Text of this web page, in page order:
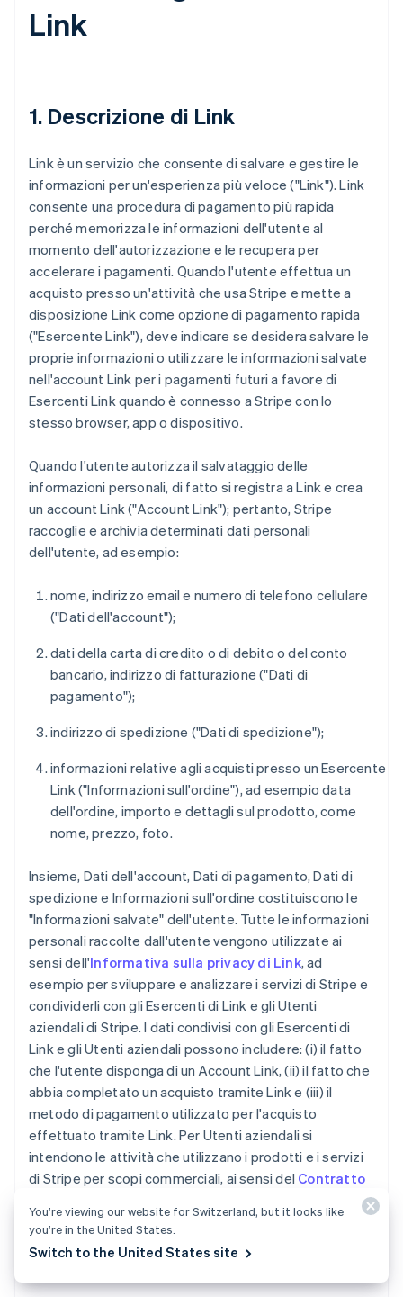
Link
1. Descrizione di Link
Link è un servizio che consente di salvare e gestire le
informazioni per un'esperienza più veloce ("Link"). Link
consente una procedura di pagamento più rapida
perché memorizza le informazioni dell'utente al
momento dell'autorizzazione e le recupera per
accelerare i pagamenti. Quando l'utente effettua un
acquisto presso un'attività che usa Stripe e mette a
disposizione Link come opzione di pagamento rapida
("Esercente Link"), deve indicare se desidera salvare le
proprie informazioni o utilizzare le informazioni salvate
nell'account Link per i pagamenti futuri a favore di
Esercenti Link quando è connesso a Stripe con lo
stesso browser, app o dispositivo.
Quando l'utente autorizza il salvataggio delle
informazioni personali, di fatto si registra a Link e crea
un account Link ("Account Link"); pertanto, Stripe
raccoglie e archivia determinati dati personali
dell'utente, ad esempio:
nome, indirizzo email e numero di telefono cellulare
("Dati dell'account");
dati della carta di credito o di debito o del conto
bancario, indirizzo di fatturazione ("Dati di
pagamento");
indirizzo di spedizione ("Dati di spedizione");
informazioni relative agli acquisti presso un Esercente
Link ("Informazioni sull'ordine"), ad esempio data
dell'ordine, importo e dettagli sul prodotto, come
nome, prezzo, foto.
Insieme, Dati dell'account, Dati di pagamento, Dati di
spedizione e Informazioni sull'ordine costituiscono le
"Informazioni salvate" dell'utente. Tutte le informazioni
personali raccolte dall'utente vengono utilizzate ai
sensi dell'Informativa sulla privacy di Link, ad
esempio per sviluppare e analizzare i servizi di Stripe e
condividerli con gli Esercenti di Link e gli Utenti
aziendali di Stripe. I dati condivisi con gli Esercenti di
Link e gli Utenti aziendali possono includere: (i) il fatto
che l'utente disponga di un Account Link, (ii) il fatto che
abbia completato un acquisto tramite Link e (iii) il
metodo di pagamento utilizzato per l'acquisto
effettuato tramite Link. Per Utenti aziendali si
intendono le attività che utilizzano i prodotti e i servizi
di Stripe per scopi commerciali, ai sensi del Contratto
condividere i Dati dell'account dell'utente con i propri
partner finanziari al fine di assistere gli utenti con la
You’re viewing our website for Switzerland, but it looks like
you’re in the United States.
Switch to the United States site